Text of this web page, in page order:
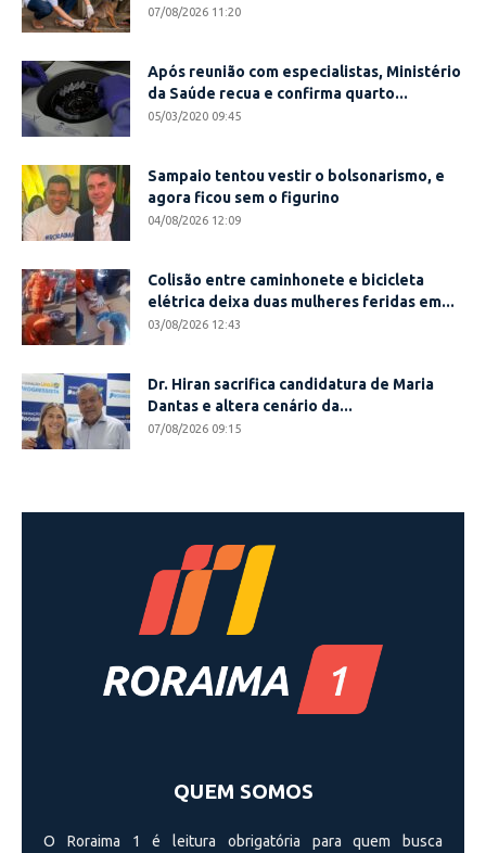
07/08/2026 11:20
Após reunião com especialistas, Ministério
da Saúde recua e confirma quarto...
05/03/2020 09:45
Sampaio tentou vestir o bolsonarismo, e
agora ficou sem o figurino
04/08/2026 12:09
Colisão entre caminhonete e bicicleta
elétrica deixa duas mulheres feridas em...
03/08/2026 12:43
Dr. Hiran sacrifica candidatura de Maria
Dantas e altera cenário da...
07/08/2026 09:15
QUEM SOMOS
O Roraima 1 é leitura obrigatória para quem busca